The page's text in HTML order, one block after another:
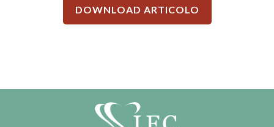
DOWNLOAD ARTICOLO